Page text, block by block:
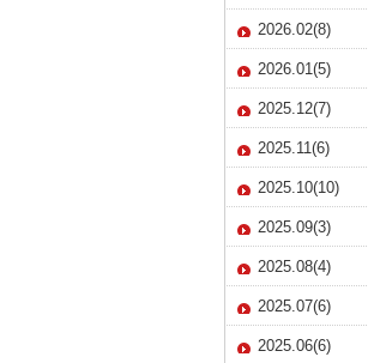
2026.02(8)
2026.01(5)
2025.12(7)
2025.11(6)
2025.10(10)
2025.09(3)
2025.08(4)
2025.07(6)
2025.06(6)